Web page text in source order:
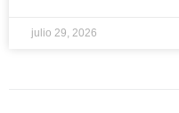
julio 29, 2026